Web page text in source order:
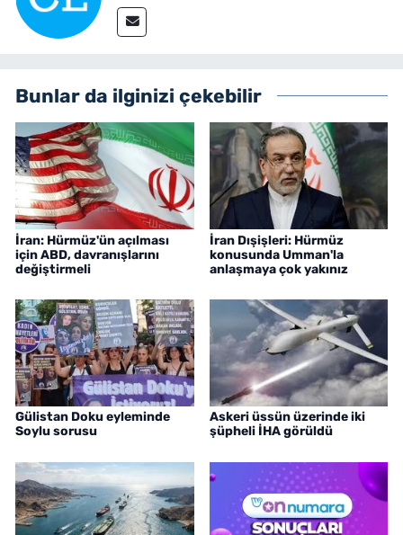
Bunlar da ilginizi çekebilir
İran: Hürmüz'ün açılması
için ABD, davranışlarını
değiştirmeli
İran Dışişleri: Hürmüz
konusunda Umman'la
anlaşmaya çok yakınız
Gülistan Doku eyleminde
Soylu sorusu
Askeri üssün üzerinde iki
şüpheli İHA görüldü